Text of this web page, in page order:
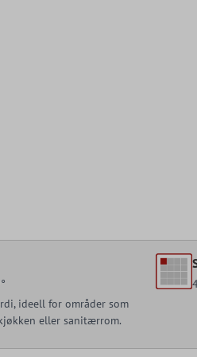
ideell for områder som
eller sanitærrom.